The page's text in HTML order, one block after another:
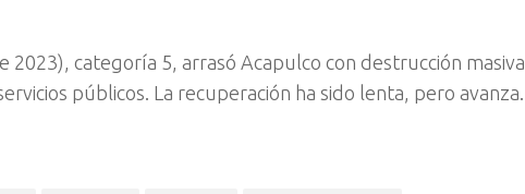
2023), categoría 5, arrasó Acapulco con destrucción masiva
públicos. La recuperación ha sido lenta, pero avanza.